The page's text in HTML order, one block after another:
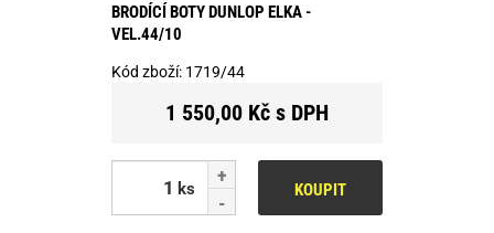
BRODÍCÍ BOTY DUNLOP ELKA -
VEL.44/10
Kód zboží: 1719/44
1 550,00 Kč s DPH
ks KOUPIT